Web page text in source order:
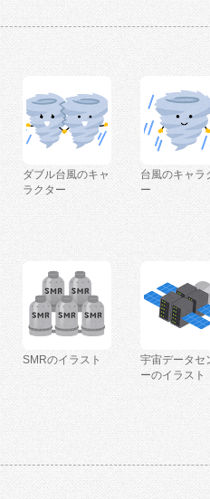
ダブル台風のキャ
ラクター
台風のキャラ
ー
SMRのイラスト
宇宙データセ
ーのイラスト